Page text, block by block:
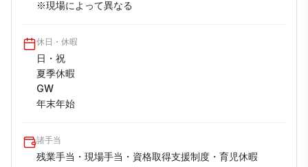
※現場によって異なる
休日・休暇
日・祝
夏季休暇
GW
年末年始
諸手当
残業手当・現場手当・資格取得支援制度・育児休暇